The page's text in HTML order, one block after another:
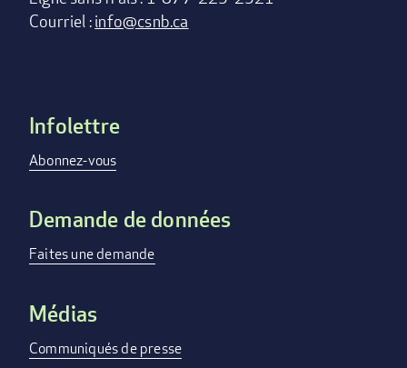
Courriel :info@csnb.ca
Footer
menu
Infolettre
Abonnez-vous
Demande de données
Faites une demande
Médias
Communiqués de presse